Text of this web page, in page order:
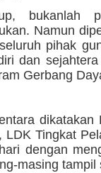
bukanlah
Namun
pihak
dan
Gerbang
dikatakan
LDK Tingkat
dengan
masing tampil